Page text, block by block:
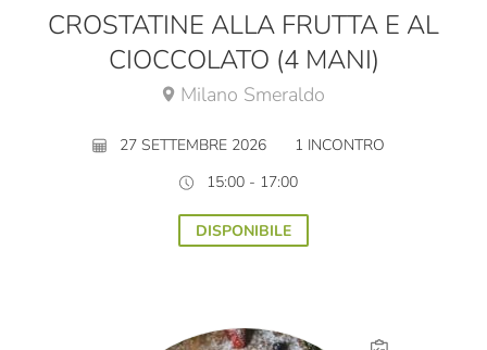
CROSTATINE ALLA FRUTTA E AL
CIOCCOLATO (4 MANI)
Milano Smeraldo
27 SETTEMBRE 2026
1 INCONTRO
15:00 - 17:00
DISPONIBILE